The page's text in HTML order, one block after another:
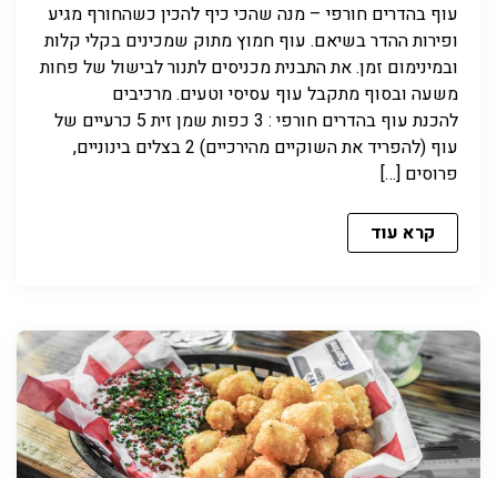
עוף בהדרים חורפי – מנה שהכי כיף להכין כשהחורף מגיע
ופירות ההדר בשיאם. עוף חמוץ מתוק שמכינים בקלי קלות
ובמינימום זמן. את התבנית מכניסים לתנור לבישול של פחות
משעה ובסוף מתקבל עוף עסיסי וטעים. מרכיבים
להכנת עוף בהדרים חורפי : 3 כפות שמן זית 5 כרעיים של
עוף (להפריד את השוקיים מהירכיים) 2 בצלים בינוניים,
פרוסים […]
קרא עוד